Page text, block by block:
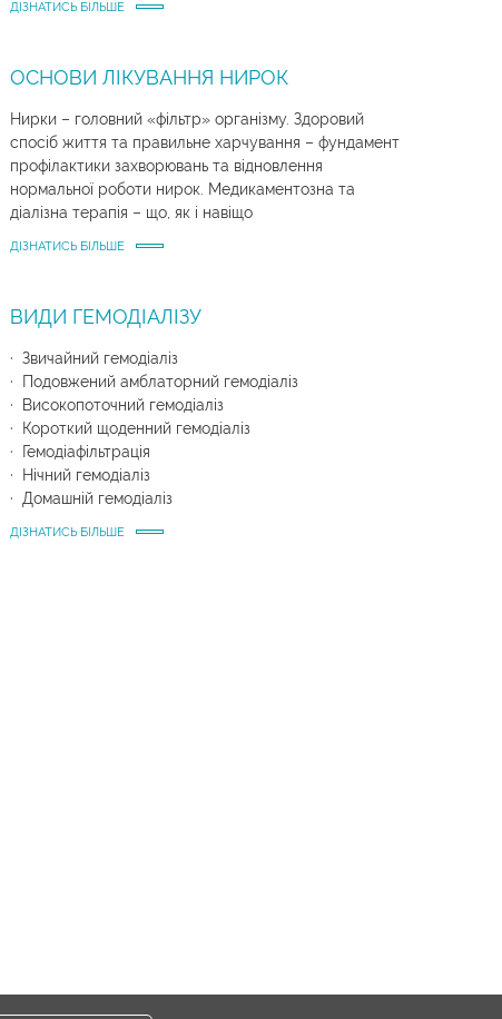
ДІЗНАТИСЬ БІЛЬШЕ
ОСНОВИ ЛІКУВАННЯ НИРОК
Нирки – головний «фільтр» організму. Здоровий
спосіб життя та правильне харчування – фундамент
профілактики захворювань та відновлення
нормальної роботи нирок. Медикаментозна та
діалізна терапія – що, як і навіщо
ДІЗНАТИСЬ БІЛЬШЕ
ВИДИ ГЕМОДІАЛІЗУ
· Звичайний гемодіаліз
· Подовжений амблаторний гемодіаліз
· Високопоточний гемодіаліз
· Короткий щоденний гемодіаліз
· Гемодіафільтрація
· Нічний гемодіаліз
· Домашній гемодіаліз
ДІЗНАТИСЬ БІЛЬШЕ